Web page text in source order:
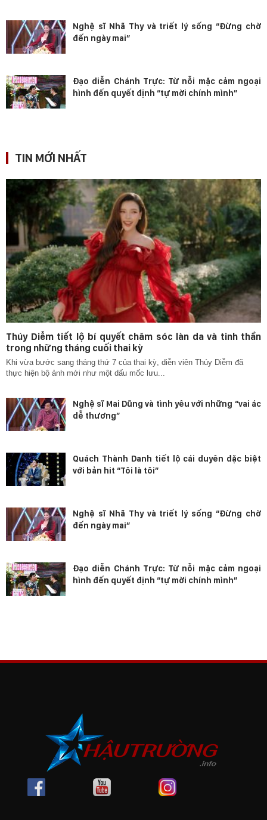
Nghệ sĩ Nhã Thy và triết lý sống “Đừng chờ
đến ngày mai”
Đạo diễn Chánh Trực: Từ nỗi mặc cảm ngoại
hình đến quyết định “tự mời chính mình”
TIN MỚI NHẤT
Thúy Diễm tiết lộ bí quyết chăm sóc làn da và tinh thần
trong những tháng cuối thai kỳ
Khi vừa bước sang tháng thứ 7 của thai kỳ, diễn viên Thúy Diễm đã
thực hiện bộ ảnh mới như một dấu mốc lưu...
Nghệ sĩ Mai Dũng và tình yêu với những “vai ác
dễ thương”
Quách Thành Danh tiết lộ cái duyên đặc biệt
với bản hit “Tôi là tôi”
Nghệ sĩ Nhã Thy và triết lý sống “Đừng chờ
đến ngày mai”
Đạo diễn Chánh Trực: Từ nỗi mặc cảm ngoại
hình đến quyết định “tự mời chính mình”